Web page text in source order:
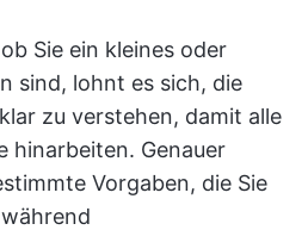
Sie ein kleines oder
sind, lohnt es sich, die
zu verstehen, damit alle
hinarbeiten. Genauer
Vorgaben, die Sie